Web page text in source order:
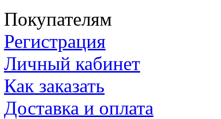
Покупателям
Регистрация
Личный кабинет
Как заказать
Доставка и оплата